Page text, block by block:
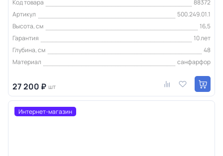
Код товара
88372
Артикул
500.249.01.1
Высота, см
16,5
Гарантия
10 лет
Глубина, см
48
Материал
санфарфор
27 200 ₽ шт
Интернет-магазин